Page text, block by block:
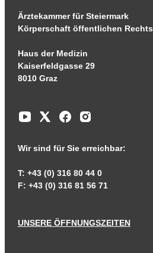
Ärztekammer für Steiermark
Körperschaft öffentlichen Rechts
Haus der Medizin
Kaiserfeldgasse 29
8010 Graz
Wir sind für Sie erreichbar:
T: +43 (0) 316 80 44 0
F: +43 (0) 316 81 56 71
UNSERE ÖFFNUNGSZEITEN